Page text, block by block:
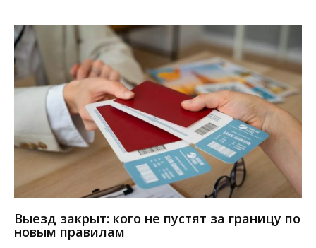
Выезд закрыт: кого не пустят за границу по
новым правилам